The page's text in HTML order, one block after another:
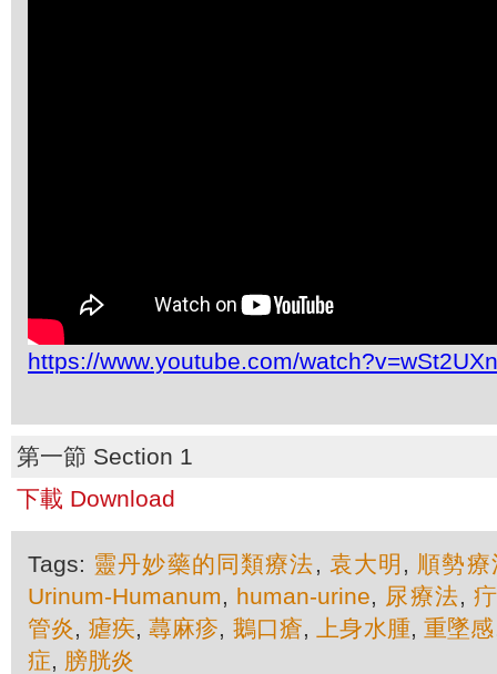
https://www.youtube.com/
第一節 Section 1
下載 Download
Tags: 靈丹妙藥的同類療法, 袁大明 , 順勢療
Urinum-Humanum, human-urine, 尿療法,
管炎, 瘧疾, 蕁麻疹, 鵝口瘡, 上身水腫,重墜感
症, 膀胱炎